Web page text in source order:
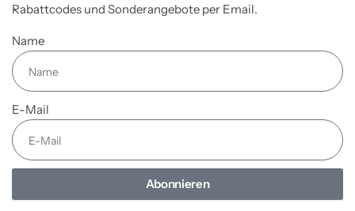
Rabattcodes und Sonderangebote per Email.
Name
E-Mail
Abonnieren